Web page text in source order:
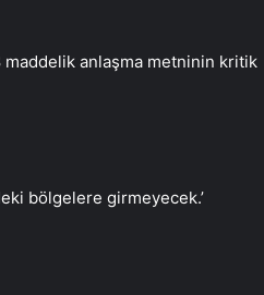
maddelik anlaşma metninin kritik
bölgelere girmeyecek.’